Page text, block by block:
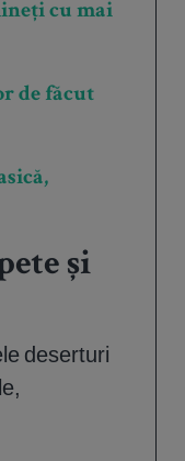
cu mai
de făcut
și
deserturi